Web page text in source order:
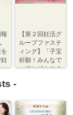
【第２回妊活グ
ループファステ
ィング】「子宝
祈願！みんなで
一緒にザクロの
-